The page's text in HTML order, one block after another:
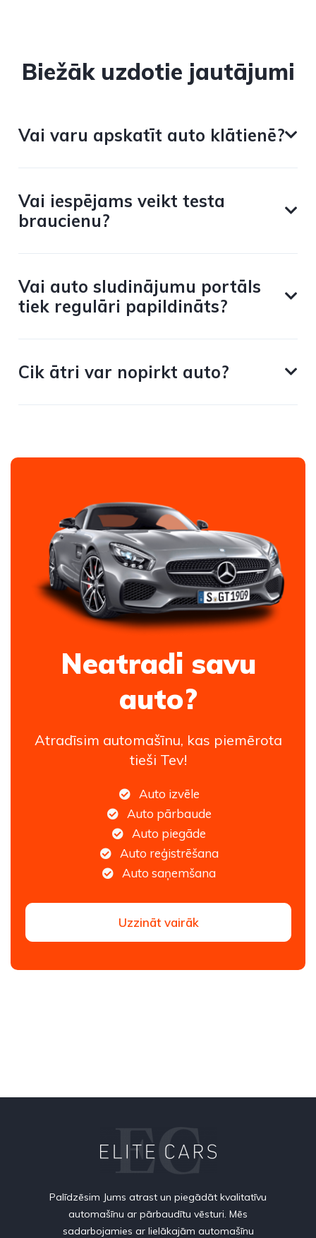
Biežāk uzdotie jautājumi
Vai varu apskatīt auto klātienē?
Vai iespējams veikt testa
braucienu?
Vai auto sludinājumu portāls
tiek regulāri papildināts?
Cik ātri var nopirkt auto?
Neatradi savu
auto?
Atradīsim automašīnu, kas piemērota
tieši Tev!
Auto izvēle
Auto pārbaude
Auto piegāde
Auto reģistrēšana
Auto saņemšana
Uzzināt vairāk
Palīdzēsim Jums atrast un piegādāt kvalitatīvu
automašīnu ar pārbaudītu vēsturi. Mēs
sadarbojamies ar lielākajām automašīnu